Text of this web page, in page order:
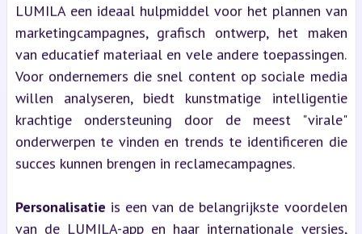
LUMILA een ideaal hulpmiddel voor het plannen van
marketingcampagnes, grafisch ontwerp, het maken
van educatief materiaal en vele andere toepassingen.
Voor ondernemers die snel content op sociale media
willen analyseren, biedt kunstmatige intelligentie
krachtige ondersteuning door de meest "virale"
onderwerpen te vinden en trends te identificeren die
succes kunnen brengen in reclamecampagnes.
Personalisatie is een van de belangrijkste voordelen
van de LUMILA-app en haar internationale versies,